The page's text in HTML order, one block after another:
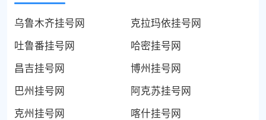
乌鲁木齐挂号网
克拉玛依挂号网
吐鲁番挂号网
哈密挂号网
昌吉挂号网
博州挂号网
巴州挂号网
阿克苏挂号网
克州挂号网
喀什挂号网